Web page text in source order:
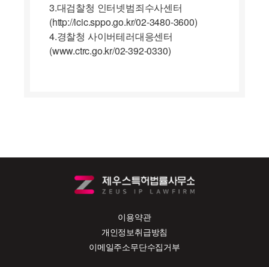
3.대검찰청 인터넷범죄수사센터
(http://icic.sppo.go.kr/02-3480-3600)
4.경찰청 사이버테러대응센터
(www.ctrc.go.kr/02-392-0330)
이용약관
개인정보취급방침
이메일주소무단수집거부